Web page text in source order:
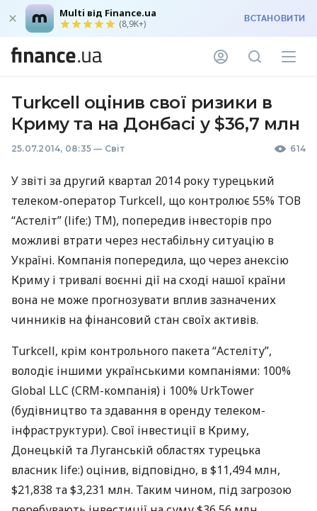
Multi від Finance.ua
(8,9K+) ВСТАНОВИТИ
Turkcell оцінив свої ризики в
Криму та на Донбасі у $36,7 млн
25.07.2014, 08:35 — Світ 614
У звіті за другий квартал 2014 року турецький
телеком-оператор Turkcell, що контролює 55% ТОВ
“Астеліт” (life:) ТМ), попередив інвесторів про
можливі втрати через нестабільну ситуацію в
Україні. Компанія попередила, що через анексію
Криму і тривалі воєнні дії на сході нашої країни
вона не може прогнозувати вплив зазначених
чинників на фінансовий стан своїх активів.
Turkcell, крім контрольного пакета “Астеліту”,
володіє іншими українськими компаніями: 100%
Global LLC (CRM-компанія) і 100% UrkTower
(будівництво та здавання в оренду телеком-
інфраструктури). Свої інвестиції в Криму,
Донецькій та Луганській областях турецька
власник life:) оцінив, відповідно, в $11,494 млн,
$21,838 та $3,231 млн. Таким чином, під загрозою